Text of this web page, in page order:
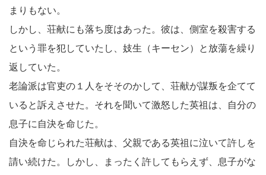
まりもない。
しかし、荘献にも落ち度はあった。彼は、側室を殺害する
という罪を犯していたし、妓生（キーセン）と放蕩を繰り
返していた。
老論派は官吏の１人をそそのかして、荘献が謀叛を企てて
いると訴えさせた。それを聞いて激怒した英祖は、自分の
息子に自決を命じた。
自決を命じられた荘献は、父親である英祖に泣いて許しを
請い続けた。しかし、まったく許してもらえず、息子がな